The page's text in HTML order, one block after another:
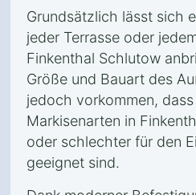
Grundsätzlich lässt sich
jeder Terrasse oder
Finkenthal Schlutow
Größe und Bauart des
jedoch vorkommen,
Markisenarten in
oder schlechter für den
geeignet sind.